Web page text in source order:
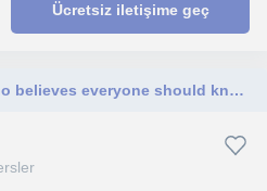
Ücretsiz iletişime geç
An enthusiastic teacher who believes everyone should know atleast 2 languages in World. A linguist.